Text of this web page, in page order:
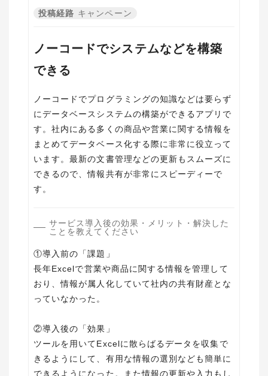
投稿経路 キャンペーン
ノーコードでシステムなどを構築
できる
ノーコードでプログラミングの知識などは要らず
にデータベースシステムの構築ができるアプリで
す。社内にある多くの商品や営業に関する情報を
まとめてデータベース化する際に非常に役立って
います。最新の文書管理などの更新もスムーズに
できるので、情報共有が非常にスピーディーで
す。
サービス導入後の効果・メリット・解決した
ことを教えてください
①導入前の「課題」
長年Excelで営業や商品に関する情報を管理して
おり、情報が属人化していて社内の共有財産とな
っていなかった。
②導入後の「効果」
ツールを用いてExcelに散らばるデータを収集で
きるようにして、有用な情報の選別なども簡単に
できるようになった。また情報の更新や入力もし